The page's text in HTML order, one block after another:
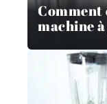
machine